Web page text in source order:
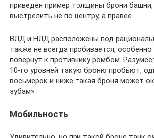
приведен пример толщины брони башни,
выстрелить не по центру, а правее.
ВЛД и НЛД расположены под
также не всегда пробивается, особенно
повернут к противнику ромбом.
10-го уровней такую броню пробьют,
восьмерок и ниже такая броня может
зубам».
Мобильность